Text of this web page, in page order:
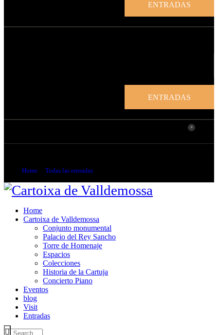
ENTRADAS
ENTRADAS
0
Home Todas las entradas
Home
Cartoixa de Valldemossa
Conjunto monumental
Palacio del Rey Sancho
Torre de Homenaje
Espacios
Colecciones
Historia de la Cartuja
Concierto Piano
Eventos
blog
Visit
Entradas